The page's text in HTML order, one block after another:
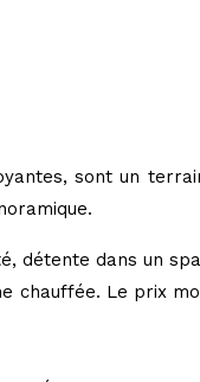
sont un
détente dans un
chauffée. Le prix